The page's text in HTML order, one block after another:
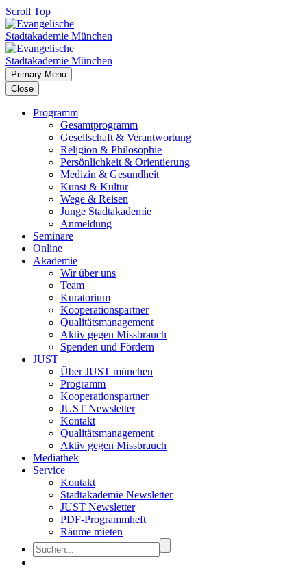
Scroll Top
Primary Menu
Close
Programm
Gesamtprogramm
Gesellschaft & Verantwortung
Religion & Philosophie
Persönlichkeit & Orientierung
Medizin & Gesundheit
Kunst & Kultur
Wege & Reisen
Junge Stadtakademie
Anmeldung
Seminare
Online
Akademie
Wir über uns
Team
Kuratorium
Kooperationspartner
Qualitätsmanagement
Aktiv gegen Missbrauch
Spenden und Fördern
JUST
Über JUST münchen
Programm
Kooperationspartner
JUST Newsletter
Kontakt
Qualitätsmanagement
Aktiv gegen Missbrauch
Mediathek
Service
Kontakt
Stadtakademie Newsletter
JUST Newsletter
PDF-Programmheft
Räume mieten